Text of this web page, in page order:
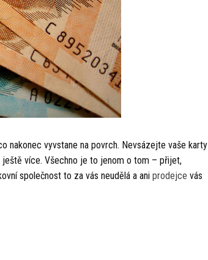
nakonec vyvstane na povrch. Nevsázejte vaše karty
ještě více. Všechno je to jenom o tom – přijet,
společnost to za vás neudělá a ani prodejce vás